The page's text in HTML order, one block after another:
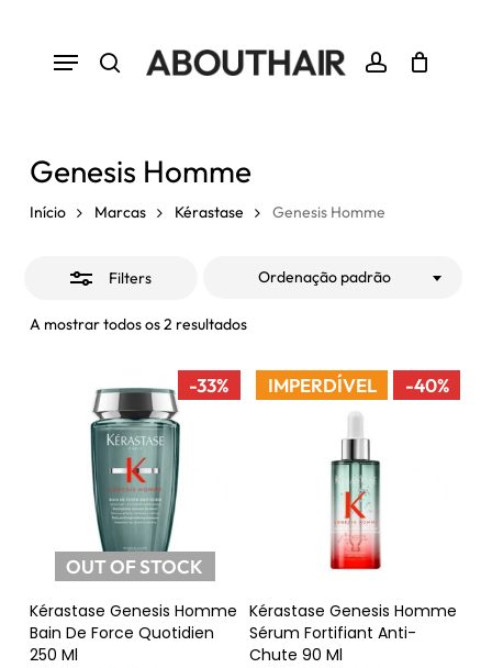
search account
Menu Cart Close
Cart
Genesis Homme
Início Marcas Kérastase Genesis Homme
Filters
A mostrar todos os 2 resultados
Ordenação padrão
Filters
OUT OF STOCK
-33%
Ler Mais
Kérastase Genesis Homme
Bain De Force Quotidien
250 Ml
IMPERDÍVEL -40%
Adicionar
Kérastase Genesis Homme
Sérum Fortifiant Anti-
Chute 90 Ml